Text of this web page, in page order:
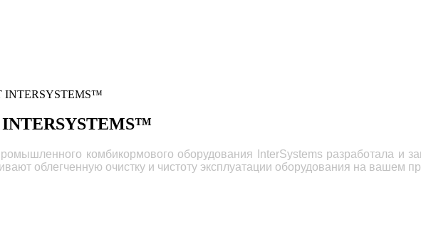
комбикормового оборудования InterSystems разработала и
облегченную очистку и чистоту эксплуатации оборудования на вашем